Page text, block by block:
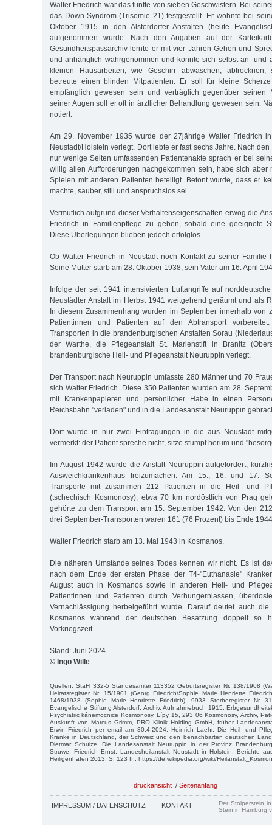
Walter Friedrich war das fünfte von sieben Geschwistern. Bei
das Down-Syndrom (Trisomie 21) festgestellt. Er wohnte bei
Oktober 1915 in den Alsterdorfer Anstalten (heute
aufgenommen wurde. Nach den Angaben auf der
Gesundheitspassarchiv lernte er mit vier Jahren Gehen und
und anhänglich wahrgenommen und konnte sich selbst an- und
kleinen Hausarbeiten, wie Geschirr abwaschen, abtrocknen,
betreute einen blinden Mitpatienten. Er soll für kleine
empfänglich gewesen sein und verträglich gegenüber seinen
seiner Augen soll er oft in ärztlicher Behandlung gewesen sein.
notiert.
Am 29. November 1935 wurde der 27jährige Walter Friedrich
Neustadt/Holstein verlegt. Dort lebte er fast sechs Jahre. Nach
nur wenige Seiten umfassenden Patientenakte sprach er bei
willig allen Aufforderungen nachgekommen sein, habe sich aber
Spielen mit anderen Patienten beteiligt. Betont wurde, dass er
machte, sauber, still und anspruchslos sei.
Vermutlich aufgrund dieser Verhaltenseigenschaften erwog die
Friedrich in Familienpflege zu geben, sobald eine geeignete
Diese Überlegungen blieben jedoch erfolglos.
Ob Walter Friedrich in Neustadt noch Kontakt zu seiner Familie
Seine Mutter starb am 28. Oktober 1938, sein Vater am 16. April
Infolge der seit 1941 intensivierten Luftangriffe auf
Neustädter Anstalt im Herbst 1941 weitgehend geräumt und als
In diesem Zusammenhang wurden im September innerhalb von
Patientinnen und Patienten auf den Abtransport
Transporten in die brandenburgischen Anstalten Sorau
der Warthe, die Pflegeanstalt St. Marienstift in Branitz
brandenburgische Heil- und Pflegeanstalt Neuruppin verlegt.
Der Transport nach Neuruppin umfasste 280 Männer und 70
sich Walter Friedrich. Diese 350 Patienten wurden am 28.
mit Krankenpapieren und persönlicher Habe in einen
Reichsbahn "verladen" und in die Landesanstalt Neuruppin
Dort wurde in nur zwei Eintragungen in die aus Neustadt
vermerkt: der Patient spreche nicht, sitze stumpf herum und
Im August 1942 wurde die Anstalt Neuruppin aufgefordert,
Ausweichkrankenhaus freizumachen. Am 15., 16. und 17.
Transporte mit zusammen 212 Patienten in die Heil- und
(tschechisch Kosmonosy), etwa 70 km nordöstlich von Prag
gehörte zu dem Transport am 15. September 1942. Von den
drei September-Transporten waren 161 (76 Prozent) bis Ende
Walter Friedrich starb am 13. Mai 1943 in Kosmanos.
Die näheren Umstände seines Todes kennen wir nicht. Es ist
nach dem Ende der ersten Phase der T4-"Euthanasie"
August auch in Kosmanos sowie in anderen Heil- und
Patientinnen und Patienten durch Verhungernlassen,
Vernachlässigung herbeigeführt wurde. Darauf deutet auch
Kosmanos während der deutschen Besatzung doppelt
Vorkriegszeit.
Stand: Juni 2024
© Ingo Wille
Quellen: StaH 332-5 Standesämter 113352 Geburtsregister Nr. 138/1908
Heiratsregister Nr. 15/1901 (Georg Friedrich/Sophie Marie Henriette
1468/1938 (Sophie Marie Henriette Friedrich), 9933 Sterberegister Nr.
Evangelische Stiftung Alsterdorf, Archiv, Aufnahmebuch 1915,
Psychiatric kánemocnice Kosmonosy, Lípy 15, 293 06 Kosmonosy, Archiv,
Auskunft von Marcus Grimm, PRO Klinik Holding GmbH, früher
Erwin Friedrich per email am 30.4.2024. Heinrich Laehr, Die Heil- und
Kranke in Deutschland, der Schweiz und den benachbarten deutschen
Dietmar Schulze, Die Landesanstalt Neuruppin in der Provinz
Struwe, Friedrich Ernst, Landesheilanstalt Neustadt in Holstein. Berichte
Heiligenhafen 2013, S. 123 ff.; https://de.wikipedia.org/wiki/
druckansicht / Seitenanfang
IMPRESSUM / DATENSCHUTZ KONTAKT
Der Stolperstein
Stein in Hamburg